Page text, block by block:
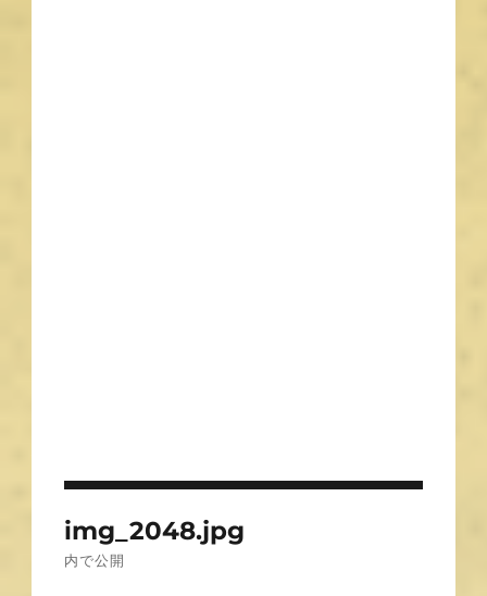
稿
img_2048.jpg
内で公開